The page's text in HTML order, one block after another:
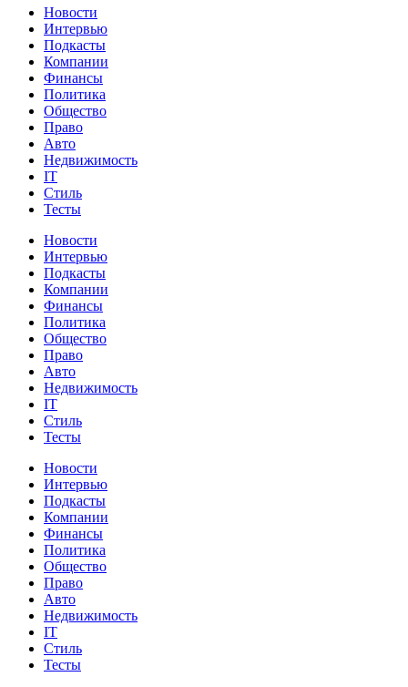
Новости
Интервью
Подкасты
Компании
Финансы
Политика
Общество
Право
Авто
Недвижимость
IT
Стиль
Тесты
Новости
Интервью
Подкасты
Компании
Финансы
Политика
Общество
Право
Авто
Недвижимость
IT
Стиль
Тесты
Новости
Интервью
Подкасты
Компании
Финансы
Политика
Общество
Право
Авто
Недвижимость
IT
Стиль
Тесты